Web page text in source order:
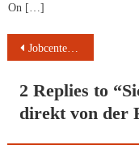
On […]
Jobcenter ab Juni für Geflüchtete aus der Ukraine zuständig
2 Replies to “
direkt von der